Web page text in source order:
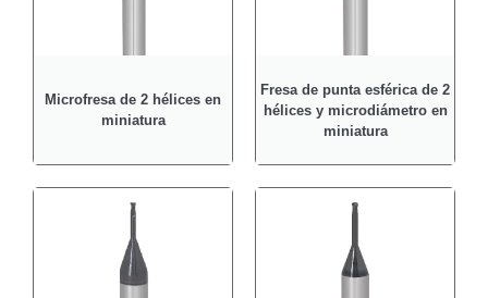
Microfresa de 2 hélices en
miniatura
Fresa de punta esférica de 2
hélices y microdiámetro en
miniatura